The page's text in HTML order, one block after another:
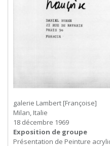
galerie Lambert [Françoise]
Milan, Italie
18 décembre 1969
Exposition de groupe
Présentation de Peinture